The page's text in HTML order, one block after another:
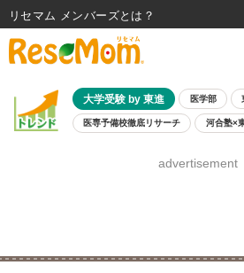
大学受験 by 東進 医学部
医専予備校徹底リサーチ 河合塾×
8月開催学校説明会・相談
advertisement
リセマム メンバーズ